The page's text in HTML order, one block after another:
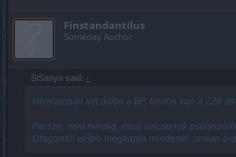
Finstandantilus
Someday Author
StSanya said: ↑
Hivatalosan ezt állítja a BP, benne van a 228-
Persze, mint mindig, most sincsenek
Dragantól előbb megkapja mindenki, onnan